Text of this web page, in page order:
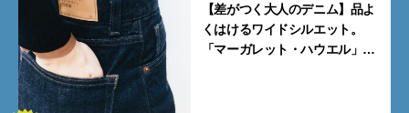
【差がつく大人のデニム】品よ
くはけるワイドシルエット。
「マーガレット・ハウエル」と